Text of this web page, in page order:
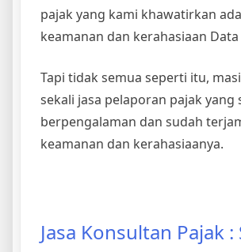
pajak yang kami khawatirkan
keamanan dan kerahasiaan
Tapi tidak semua seperti itu,
sekali jasa pelaporan pajak yang
berpengalaman dan sudah
keamanan dan kerahasiaanya.
Jasa Konsultan Pajak :